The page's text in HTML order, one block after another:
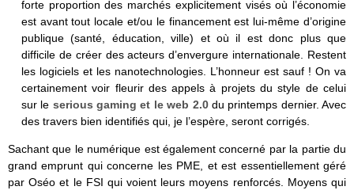
forte proportion des marchés explicitement visés où l’économie
est avant tout locale et/ou le financement est lui-même d’origine
publique (santé, éducation, ville) et où il est donc plus que
difficile de créer des acteurs d’envergure internationale. Restent
les logiciels et les nanotechnologies. L’honneur est sauf ! On va
certainement voir fleurir des appels à projets du style de celui
sur le serious gaming et le web 2.0du printemps dernier. Avec
des travers bien identifiés qui, je l’espère, seront corrigés.
Sachant que le numérique est également concerné par la partie du
grand emprunt qui concerne les PME, et est essentiellement géré
par Oséo et le FSI qui voient leurs moyens renforcés. Moyens qui